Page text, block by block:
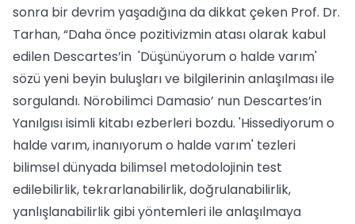
sonra bir devrim yaşadığına da dikkat çeken Prof. Dr.
Tarhan, “Daha önce pozitivizmin atası olarak kabul
edilen Descartes’in 'Düşünüyorum o halde varım'
sözü yeni beyin buluşları ve bilgilerinin anlaşılması ile
sorgulandı. Nörobilimci Damasio’ nun Descartes’in
Yanılgısı isimli kitabı ezberleri bozdu. 'Hissediyorum o
halde varım, inanıyorum o halde varım' tezleri
bilimsel dünyada bilimsel metodolojinin test
edilebilirlik, tekrarlanabilirlik, doğrulanabilirlik,
yanlışlanabilirlik gibi yöntemleri ile anlaşılmaya